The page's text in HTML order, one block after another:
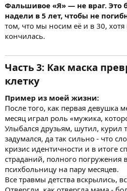
Фальшивое «Я» — не враг. Это
надели в 5 лет, чтобы не
том, что мы носим её и в 30,
кончилась.
Часть 3: Как маска
клетку
Пример из моей жизни:
После того, как первая девушка
месяц играл роль «мужика,
Улыбался друзьям, шутил, курил
задумался, да так сильно - что
кризис идентичности и в итоге
страданий, полного погружения
психбольницу на пару месяцев.
Все травмы детства вскрылись,